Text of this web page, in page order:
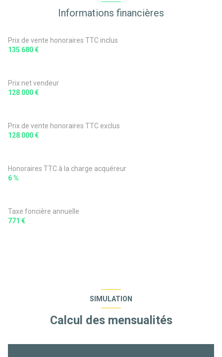
Informations financières
Prix de vente honoraires TTC inclus
135 680 €
Prix net vendeur
128 000 €
Prix de vente honoraires TTC exclus
128 000 €
Honoraires TTC à la charge acquéreur
6 %
Taxe foncière annuelle
771 €
SIMULATION
Calcul des mensualités